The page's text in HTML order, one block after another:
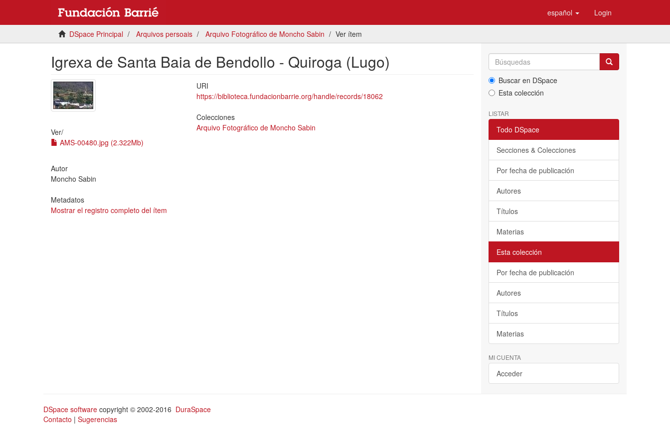
español Login
DSpace Principal Arquivos persoais Arquivo Fotográfico de Moncho Sabin Ver ítem
Igrexa de Santa Baia de Bendollo - Quiroga (Lugo)
Ver/
AMS-00480.jpg (2.322Mb)
Autor
Moncho Sabin
Metadatos
Mostrar el registro completo del ítem
URI
https://biblioteca.fundacionbarrie.org/handle/records/18062
Colecciones
Arquivo Fotográfico de Moncho Sabin
Buscar en DSpace
Esta colección
LISTAR
Todo DSpace
Secciones & Colecciones
Por fecha de publicación
Autores
Títulos
Materias
Esta colección
Por fecha de publicación
Autores
Títulos
Materias
MI CUENTA
Acceder
DSpace software copyright © 2002-2016 DuraSpace
Contacto | Sugerencias